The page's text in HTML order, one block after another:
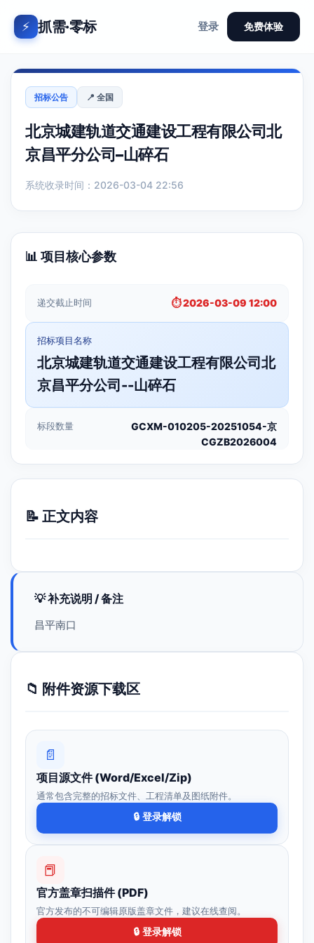
⚡ 抓需·零标 登录 免费体验
招标公告 📍 全国
北京城建轨道交通建设工程有限公司北
京昌平分公司–山碎石
系统收录时间：2026-03-04 22:56
📊 项目核心参数
递交截止时间 ⏱️ 2026-03-09 12:00
招标项目名称
北京城建轨道交通建设工程有限公司北
京昌平分公司--山碎石
标段数量
GCXM-010205-20251054-京
CGZB2026004
📝 正文内容
💡 补充说明 / 备注
昌平南口
📁 附件资源下载区
📄
项目源文件 (Word/Excel/Zip)
通常包含完整的招标文件、工程清单及图纸附件。
🔒 登录解锁
📕
官方盖章扫描件 (PDF)
官方发布的不可编辑原版盖章文件，建议在线查阅。
🔒 登录解锁